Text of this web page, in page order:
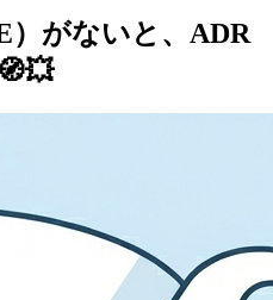
）がないと、ADR